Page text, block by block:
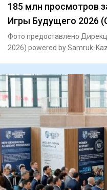
185 млн просмотров
Игры Будущего 2026
Фото предоставлено
2026) powered by Samruk-